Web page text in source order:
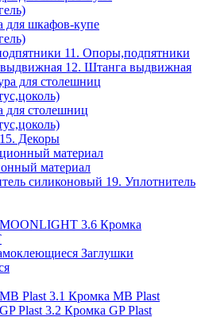
для шкафов-купе
11. Опоры,подпятники
12. Штанга выдвижная
для столешниц
15. Декоры
материал
19. Уплотнитель
3.6 Кромка
Заглушки
3.1 Кромка MB Plast
3.2 Кромка GP Plast